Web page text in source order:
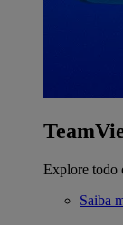
Explore todo
Saiba